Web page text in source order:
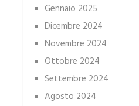
Gennaio 2025
Dicembre 2024
Novembre 2024
Ottobre 2024
Settembre 2024
Agosto 2024